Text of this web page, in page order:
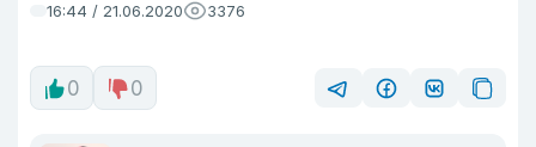
16:44 / 21.06.2020 3376
0 0